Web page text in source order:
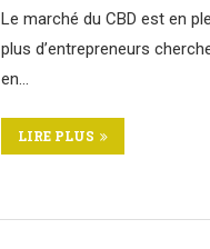
Le marché du CBD est en
plus d’entrepreneurs
en…
LIRE PLUS